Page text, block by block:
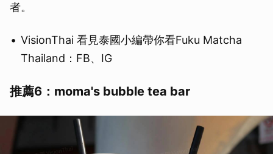
者。
VisionThai 看見泰國小編帶你看Fuku Matcha
Thailand：FB、IG
推薦6：moma's bubble tea bar